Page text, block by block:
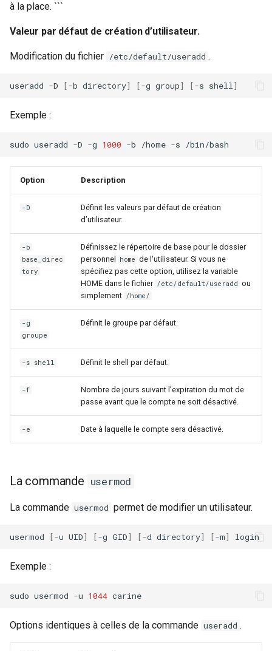
à la place. ```
Valeur par défaut de création d’utilisateur.
Modification du fichier /etc/default/useradd .
useradd -D [-b directory] [-g group] [-s shell ]
Exemple :
sudo useradd -D -g 1000 -b /home -s
Option Description
-D
Définit les valeurs par défaut de création
d’utilisateur.
-b
base_direc
tory
Définissez le répertoire de base pour le dossier
personnel
home de l'utilisateur. Si vous ne
spécifiez pas cette option, utilisez la variable
HOME dans le fichier /etc/default/useradd ou
simplement /home/
-g
groupe
Définit le groupe par défaut.
-s shell Définit le shell par défaut.
-f
Nombre de jours suivant l’expiration du mot de
passe avant que le compte ne soit désactivé.
-e Date à laquelle le compte sera désactivé.
La commande usermod
La commande usermod permet de modifier un utilisateur.
usermod [-u UID] [-g GID] [-d directory] [-m]
Exemple :
sudo usermod -u 1044
Options identiques à celles de la commande useradd .